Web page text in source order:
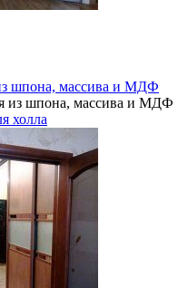
шпона, массива и МДФ
холла